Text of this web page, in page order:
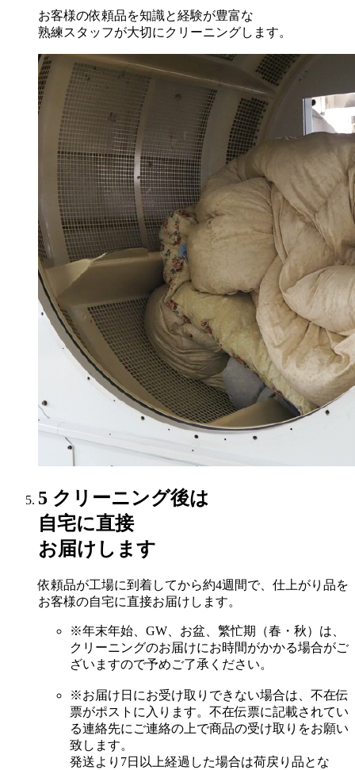
お客様の依頼品を知識と経験が豊富な
熟練スタッフが大切にクリーニングします。
5 クリーニング後は
自宅に直接
お届けします
依頼品が工場に到着してから約4週間で、仕上がり品を
お客様の自宅に直接お届けします。
※年末年始、GW、お盆、繁忙期（春・秋）は、
クリーニングのお届けにお時間がかかる場合がご
ざいますので予めご了承ください。
※お届け日にお受け取りできない場合は、不在伝
票がポストに入ります。不在伝票に記載されてい
る連絡先にご連絡の上で商品の受け取りをお願い
致します。
発送より7日以上経過した場合は荷戻り品とな